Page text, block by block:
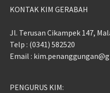
KONTAK KIM GERABAH
Jl. Terusan Cikampek 147,
Telp : (0341) 582520
Email :
PENGURUS KIM: